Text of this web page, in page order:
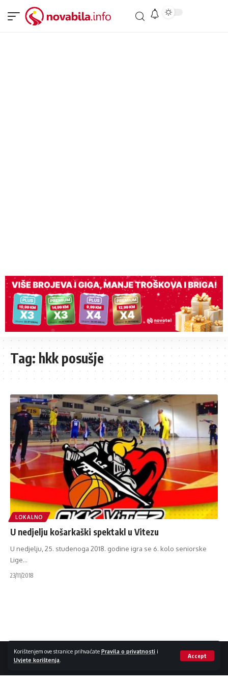
Korištenjem ove stranice prihvaćate Pravila o privatnosti i
Uvjete korištenja
Accept
Tag: hkk posušje
LOKALNO
U nedjelju košarkaški spektakl u Vitezu
U nedjelju, 25. studenoga 2018. godine igra se 6. kolo seniorske
Lige…
23/11/2018
Impressum / Kontakt Zaštita privatnosti